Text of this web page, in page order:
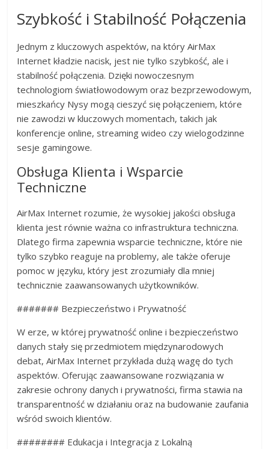
Szybkość i Stabilność Połączenia
Jednym z kluczowych aspektów, na który AirMax
Internet kładzie nacisk, jest nie tylko szybkość, ale i
stabilność połączenia. Dzięki nowoczesnym
technologiom światłowodowym oraz bezprzewodowym,
mieszkańcy Nysy mogą cieszyć się połączeniem, które
nie zawodzi w kluczowych momentach, takich jak
konferencje online, streaming wideo czy wielogodzinne
sesje gamingowe.
Obsługa Klienta i Wsparcie
Techniczne
AirMax Internet rozumie, że wysokiej jakości obsługa
klienta jest równie ważna co infrastruktura techniczna.
Dlatego firma zapewnia wsparcie techniczne, które nie
tylko szybko reaguje na problemy, ale także oferuje
pomoc w języku, który jest zrozumiały dla mniej
technicznie zaawansowanych użytkowników.
####### Bezpieczeństwo i Prywatność
W erze, w której prywatność online i bezpieczeństwo
danych stały się przedmiotem międzynarodowych
debat, AirMax Internet przykłada dużą wagę do tych
aspektów. Oferując zaawansowane rozwiązania w
zakresie ochrony danych i prywatności, firma stawia na
transparentność w działaniu oraz na budowanie zaufania
wśród swoich klientów.
######## Edukacja i Integracja z Lokalną